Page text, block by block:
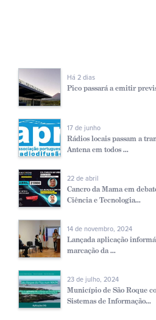
Há 2 dias
Pico passará a emitir
17 de junho
Rádios locais passam a
Antena em todos ...
22 de abril
Cancro da Mama em
Ciência e Tecnologia...
14 de novembro, 2024
Lançada aplicação
marcação da ...
23 de julho, 2024
Município de São Roque
Sistemas de Informação...